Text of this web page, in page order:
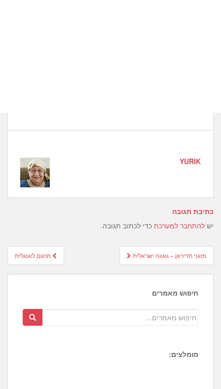
YURIK
כתיבת תגובה
יש להתחבר למערכת כדי לכתוב תגובה.
Post
navigation
תרגום לאנגלית מזגני תדיראן – גאווה ישראלית
חיפוש מאמרים
מומלצים: